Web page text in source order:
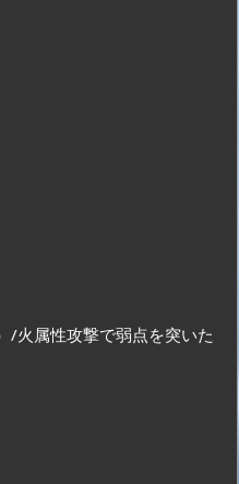
/火属性攻撃で弱点を突いた